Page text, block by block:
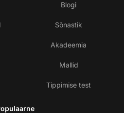
Blogi
Sõnastik
Akadeemia
Mallid
Tippimise test